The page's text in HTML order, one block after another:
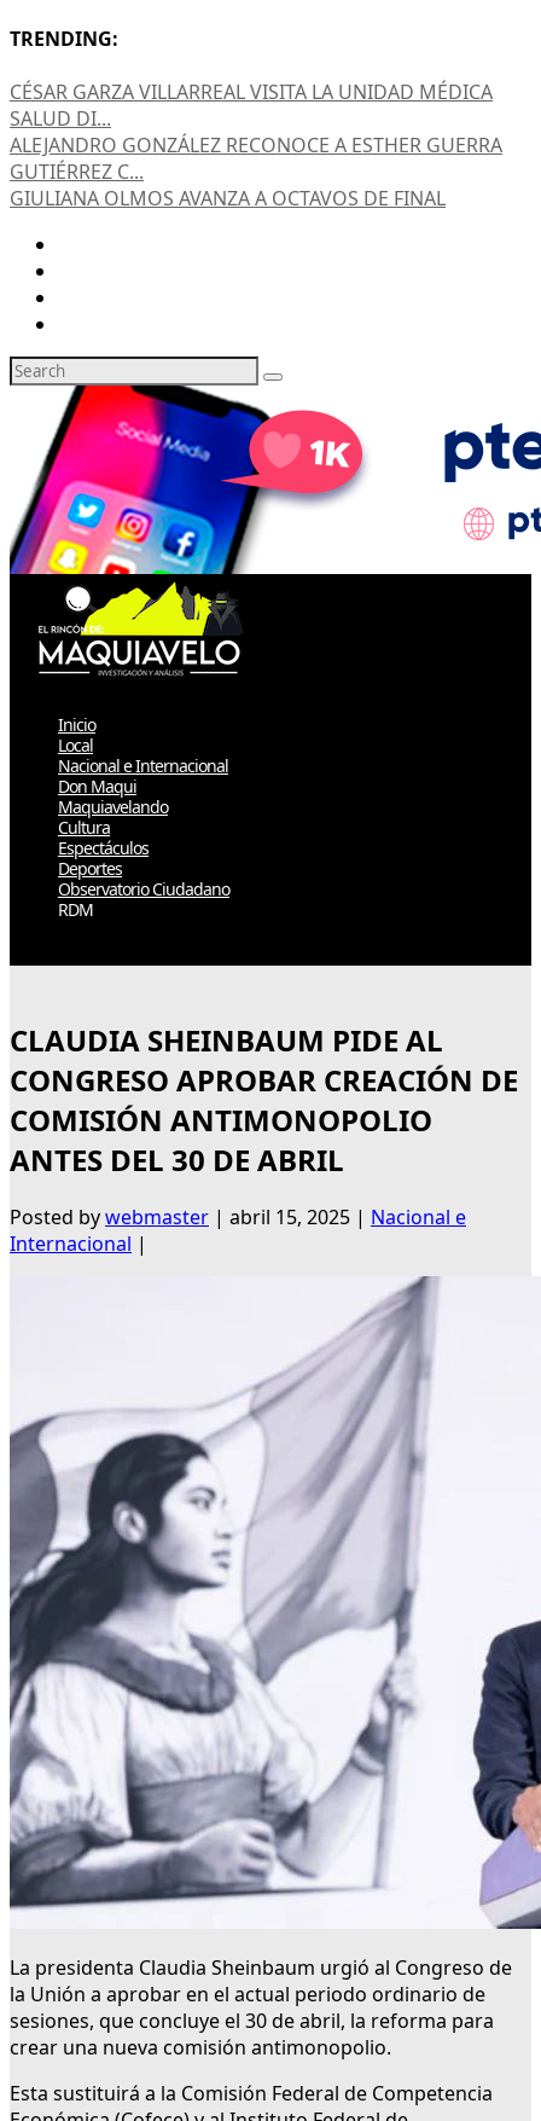
TRENDING:
CÉSAR GARZA VILLARREAL VISITA LA UNIDAD MÉDICA
SALUD DI...
ALEJANDRO GONZÁLEZ RECONOCE A ESTHER GUERRA
GUTIÉRREZ C...
GIULIANA OLMOS AVANZA A OCTAVOS DE FINAL
Inicio
Local
Nacional e Internacional
Don Maqui
Maquiavelando
Cultura
Espectáculos
Deportes
Observatorio Ciudadano
RDM
CLAUDIA SHEINBAUM PIDE AL
CONGRESO APROBAR CREACIÓN DE
COMISIÓN ANTIMONOPOLIO
ANTES DEL 30 DE ABRIL
Posted bywebmaster | abril 15, 2025 | Nacional e
Internacional |
La presidenta Claudia Sheinbaum urgió al Congreso de
la Unión a aprobar en el actual periodo ordinario de
sesiones, que concluye el 30 de abril, la reforma para
crear una nueva comisión antimonopolio.
Esta sustituirá a la Comisión Federal de Competencia